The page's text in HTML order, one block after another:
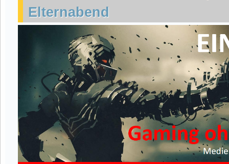
Elternabend